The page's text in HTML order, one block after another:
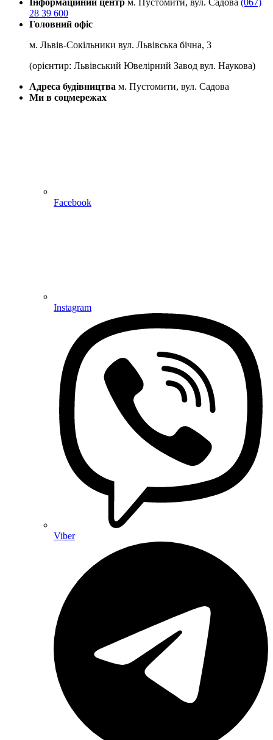
Інформаційний центр м. Пустомити, вул. Садова (067)
28 39 600
Головний офіс
м. Львів-Сокільники вул. Львівська бічна, 3
(орієнтир: Львівський Ювелірний Завод вул. Наукова)
Адреса будівництва м. Пустомити, вул. Садова
Ми в соцмережах
Facebook
Instagram
Viber